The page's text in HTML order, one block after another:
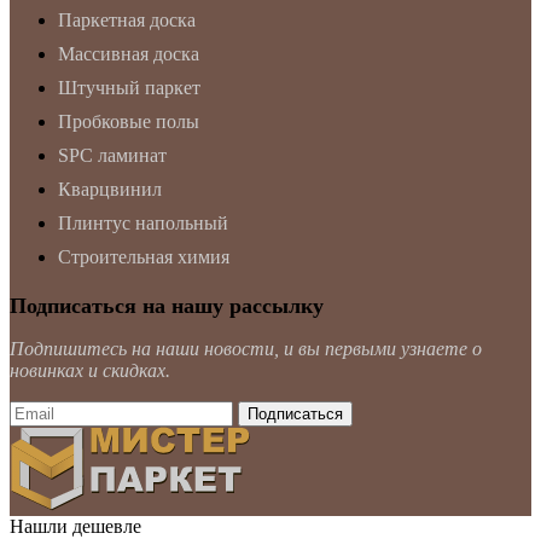
Паркетная доска
Массивная доска
Штучный паркет
Пробковые полы
SPC ламинат
Кварцвинил
Плинтус напольный
Строительная химия
Подписаться на нашу рассылку
Подпишитесь на наши новости, и вы первыми узнаете о
новинках и скидках.
Нашли дешевле